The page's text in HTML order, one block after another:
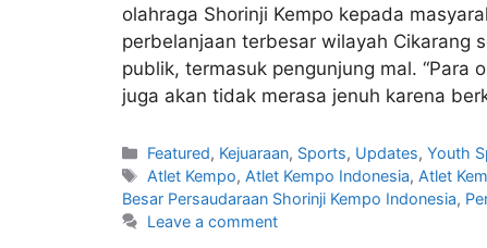
olahraga Shorinji Kempo kepada
perbelanjaan terbesar wilayah Cikarang
publik, termasuk pengunjung mal.
juga akan tidak merasa jenuh karena
Featured, Kejuaraan, Sports, Updates,Youth
Atlet Kempo, Atlet Kempo Indonesia, Atlet
Besar Persaudaraan Shorinji Kempo Indonesia,
Leave a comment